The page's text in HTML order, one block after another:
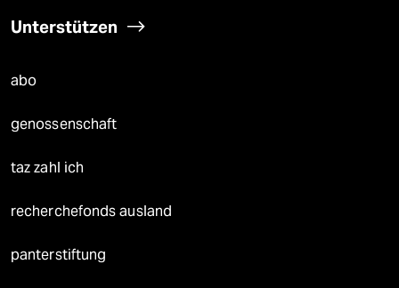
Unterstützen
abo
genossenschaft
taz zahl ich
recherchefonds ausland
panterstiftung